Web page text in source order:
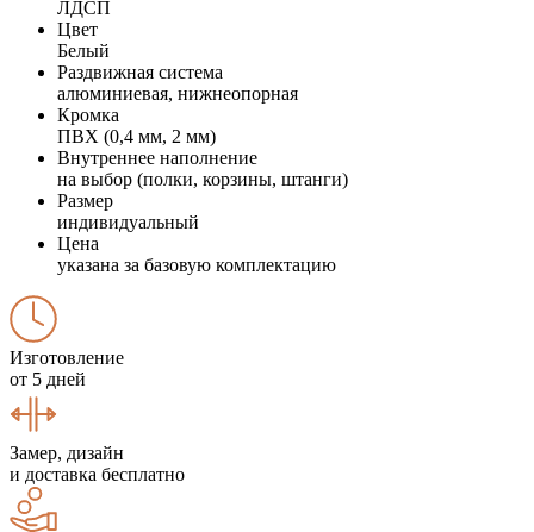
ЛДСП
Цвет
Белый
Раздвижная система
алюминиевая, нижнеопорная
Кромка
ПВХ (0,4 мм, 2 мм)
Внутреннее наполнение
на выбор (полки, корзины, штанги)
Размер
индивидуальный
Цена
указана за базовую комплектацию
Изготовление
от 5 дней
Замер, дизайн
и доставка бесплатно